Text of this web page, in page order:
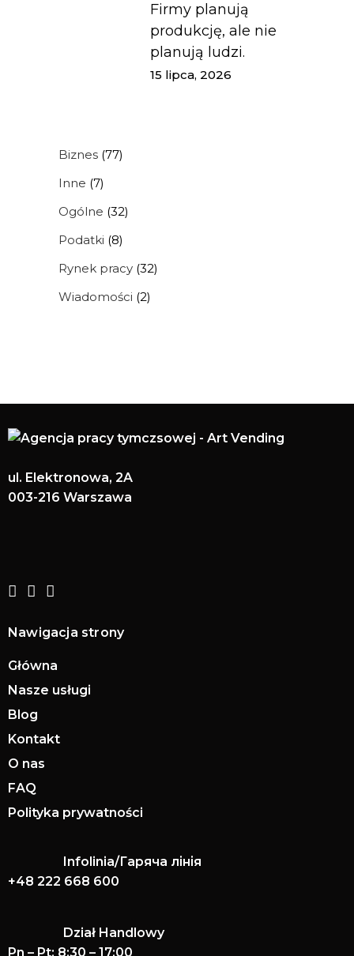
Firmy planują
produkcję, ale nie
planują ludzi.
15 lipca, 2026
Biznes (77)
Inne (7)
Ogólne (32)
Podatki (8)
Rynek pracy (32)
Wiadomości (2)
ul. Elektronowa, 2A
003-216 Warszawa
Nawigacja strony
Główna
Nasze usługi
Blog
Kontakt
O nas
FAQ
Polityka prywatności
Infolinia/Гаряча лінія
+48 222 668 600
Dział Handlowy
Pn – Pt: 8:30 – 17:00